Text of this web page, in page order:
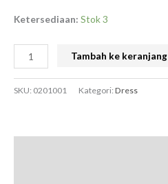
Ketersediaan: Stok 3
Tambah ke keranjang
SKU: 0201001 Kategori:Dress